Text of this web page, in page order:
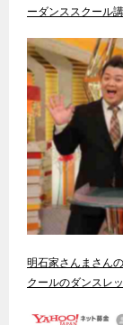
ーダンススクール
明石家さんまさん
クールのダンスレ